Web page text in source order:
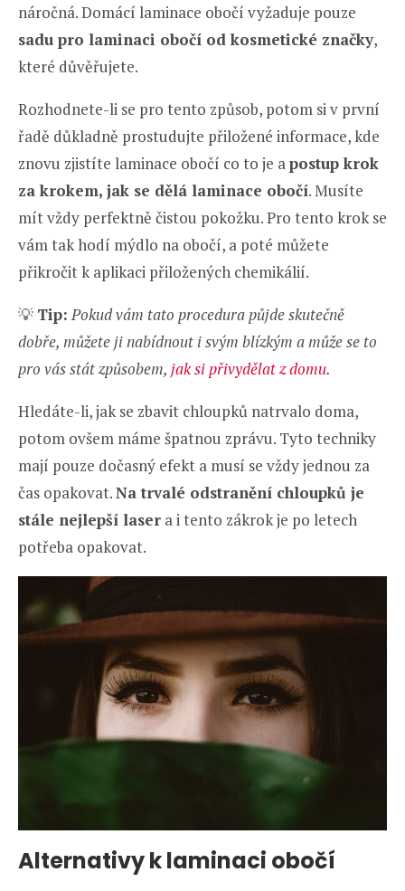
náročná. Domácí laminace obočí vyžaduje pouze
sadu pro laminaci obočí od kosmetické značky,
které důvěřujete.
Rozhodnete-li se pro tento způsob, potom si v první
řadě důkladně prostudujte přiložené informace, kde
znovu zjistíte laminace obočí co to je a postup krok
za krokem, jak se dělá laminace obočí. Musíte
mít vždy perfektně čistou pokožku. Pro tento krok se
vám tak hodí mýdlo na obočí, a poté můžete
přikročit k aplikaci přiložených chemikálií.
💡 Tip: Pokud vám tato procedura půjde skutečně
dobře, můžete ji nabídnout i svým blízkým a může se to
pro vás stát způsobem, jak si přivydělat z domu.
Hledáte-li, jak se zbavit chloupků natrvalo doma,
potom ovšem máme špatnou zprávu. Tyto techniky
mají pouze dočasný efekt a musí se vždy jednou za
čas opakovat.Na trvalé odstranění chloupků je
stále nejlepší laser a i tento zákrok je po letech
potřeba opakovat.
Alternativy k laminaci obočí